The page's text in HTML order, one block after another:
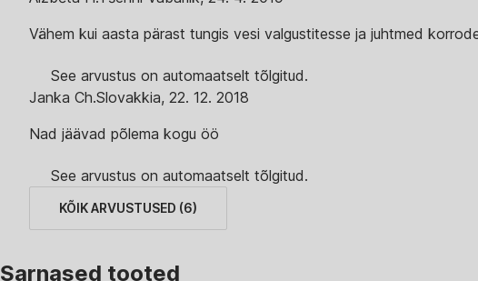
Vähem kui aasta pärast tungis vesi valgustitesse ja juhtmed
See arvustus on automaatselt tõlgitud.
Janka Ch.Slovakkia, 22. 12. 2018
Nad jäävad põlema kogu öö
See arvustus on automaatselt tõlgitud.
KÕIK ARVUSTUSED (6)
Sarnased tooted